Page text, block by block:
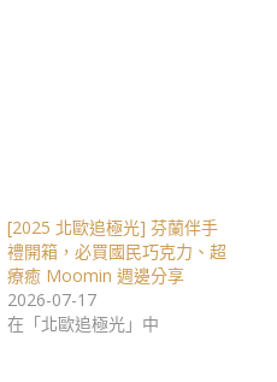
[2025 北歐追極光] 芬蘭伴手
禮開箱，必買國民巧克力、超
療癒 Moomin 週邊分享
2026-07-17
在「北歐追極光」中